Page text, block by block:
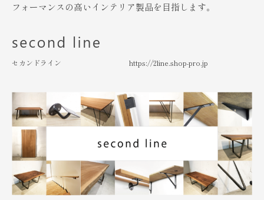
フォーマンスの高いインテリア製品を目指します。
セカンドライン https://2line.shop-pro.jp